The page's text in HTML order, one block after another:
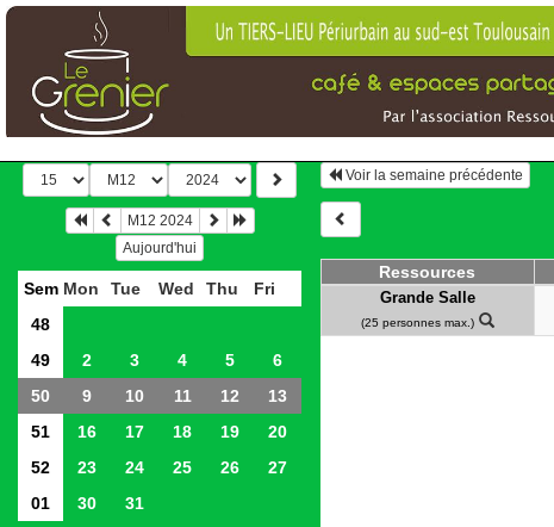
M12 2024
Aujourd'hui
Sem Mon Tue Wed Thu
Fri
48
49
2 3 4 5
6
50
9 10 11 12
13
51
16 17 18 19
20
52
23 24 25 26
27
01
30 31
Voir la semaine précédente
Ressources
Grande Salle
(25 personnes max.)